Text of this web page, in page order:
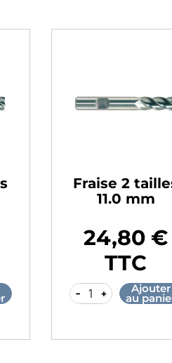
Fraise 2 tailles
11.0 mm
24,80 €
Ajouter
au panier